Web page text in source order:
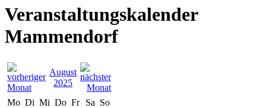
Veranstaltungskalender
Mammendorf
August
2025
Mo Di Mi Do Fr Sa So